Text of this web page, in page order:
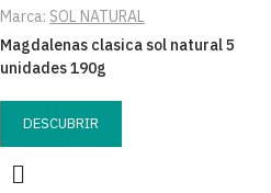
Marca: SOL NATURAL
Magdalenas clasica sol natural 5
unidades 190g
DESCUBRIR